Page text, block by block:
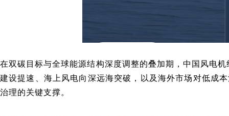
在双碳目标与全球能源结构深度调整的叠加期，中国风电
建设提速、海上风电向深远海突破，以及海外市场对低成
治理的关键支撑。